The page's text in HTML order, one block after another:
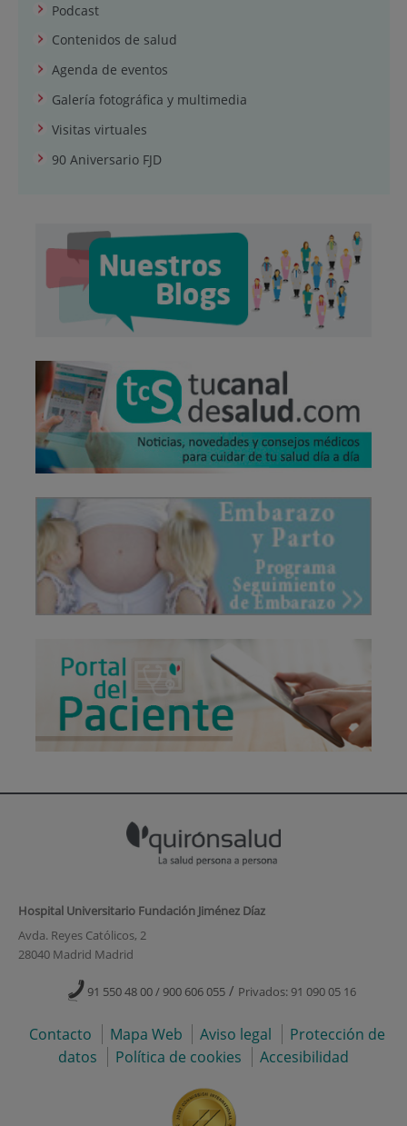
Podcast
Contenidos de salud
Agenda de eventos
Galería fotográfica y multimedia
Visitas virtuales
90 Aniversario FJD
Hospital Universitario Fundación Jiménez Díaz
Avda. Reyes Católicos, 2
28040 Madrid Madrid
91 550 48 00 / 900 606 055 / Privados: 91 090 05 16
Contacto Mapa Web Aviso legal
Protección de
datos
Política de cookies Accesibilidad